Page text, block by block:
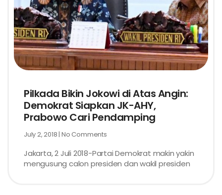
Pilkada Bikin Jokowi di Atas Angin:
Demokrat Siapkan JK-AHY,
Prabowo Cari Pendamping
July 2, 2018 No Comments
Jakarta, 2 Juli 2018-Partai Demokrat makin yakin
mengusung calon presiden dan wakil presiden